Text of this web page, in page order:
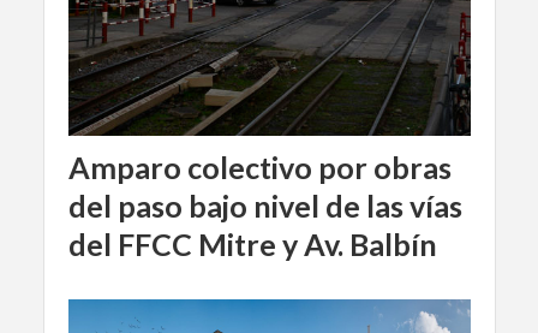
Amparo colectivo por obras
del paso bajo nivel de las vías
del FFCC Mitre y Av. Balbín